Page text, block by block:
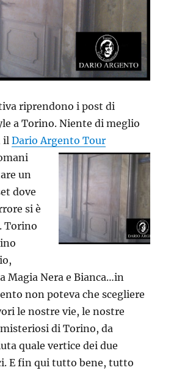
riprendono i post di
a Torino. Niente di meglio
ilDario Argento Tour
un
dove
si è
Torino
Magia Nera e Bianca…in
non poteva che scegliere
le nostre vie, le nostre
di Torino, da
quale vertice dei due
E fin qui tutto bene, tutto